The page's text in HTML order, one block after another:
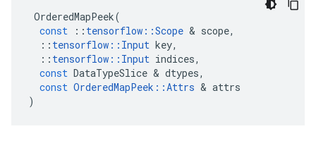
OrderedMapPeek(
const
:: tensorflow ::Scope & scope,
:: tensorflow :: Input key,
:: tensorflow :: Input indices,
const DataTypeSlice & dtypes,
const OrderedMapPeek ::Attrs & attrs
)